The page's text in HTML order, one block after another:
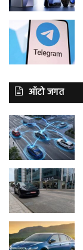
ऑटो जगत